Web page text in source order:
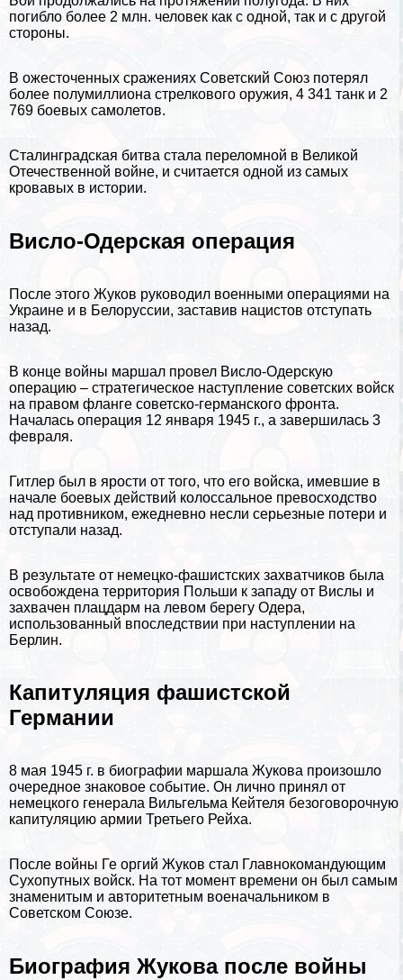
погибло более 2 млн. человек как с одной, так и с другой
стороны.
В ожесточенных сражениях Советский Союз потерял
более полумиллиона стрелкового оружия, 4 341 танк и 2
769 боевых самолетов.
Сталинградская битва стала переломной в Великой
Отечественной войне, и считается одной из самых
кровавых в истории.
Висло-Одерская операция
После этого Жуков руководил военными операциями на
Украине и в Белоруссии, заставив нацистов отступать
назад.
В конце войны маршал провел Висло-Одерскую
операцию – стратегическое наступление советских войск
на правом фланге советско-германского фронта.
Началась операция 12 января 1945 г., а завершилась 3
февраля.
Гитлер был в ярости от того, что его войска, имевшие в
начале боевых действий колоссальное превосходство
над противником, ежедневно несли серьезные потери и
отступали назад.
В результате от немецко-фашистских захватчиков была
освобождена территория Польши к западу от Вислы и
захвачен плацдарм на левом берегу Одера,
использованный впоследствии при наступлении на
Берлин.
Капитуляция фашистской
Германии
8 мая 1945 г. в биографии маршала Жукова произошло
очередное знаковое событие. Он лично принял от
немецкого генерала Вильгельма Кейтеля безоговорочную
капитуляцию армии Третьего Рейха.
После войны Ге opгий Жуков стал Главнокомaндующим
Сухопутных войск. На тот момент времени он был самым
знаменитым и авторитетным военачальником в
Советском Союзе.
Биография Жукова после войны